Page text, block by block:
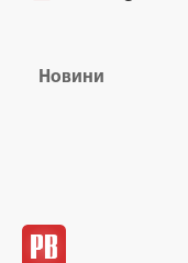
Новини